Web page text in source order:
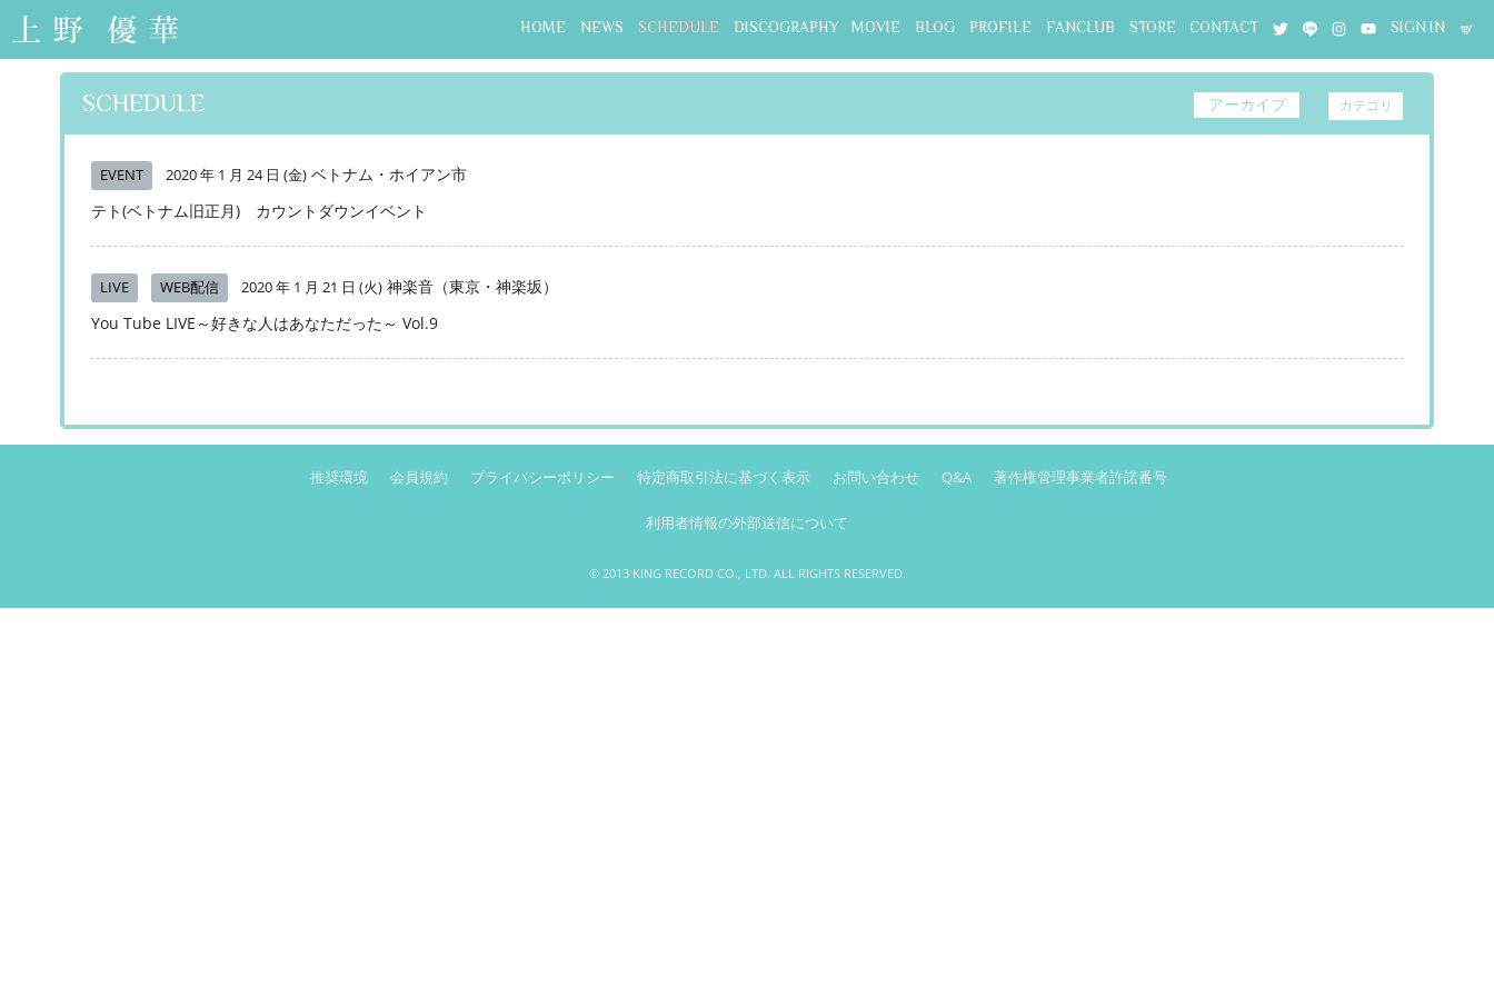
上野優華 オフィシ
ャルサイト-Yuuka
Ueno Official Web
HOME NEWS SCHEDULE DISCOGRAPHY MOVIE BLOG PROFILE FANCLUB STORE CONTACT SIGN IN
SCHEDULE カテゴリ
アーカイブ
EVENT 2020 年 1 月 24 日 (金) ベトナム・ホイアン市
テト(ベトナム旧正月) カウントダウンイベント
LIVE WEB配信 2020 年 1 月 21 日 (火) 神楽音（東京・神楽坂）
You Tube LIVE～好きな人はあなただった～ Vol.9
推奨環境 会員規約 プライバシーポリシー 特定商取引法に基づく表示 お問い合わせ Q&A 著作権管理事業者許諾番号
利用者情報の外部送信について
© 2013 KING RECORD CO., LTD. ALL RIGHTS RESERVED.